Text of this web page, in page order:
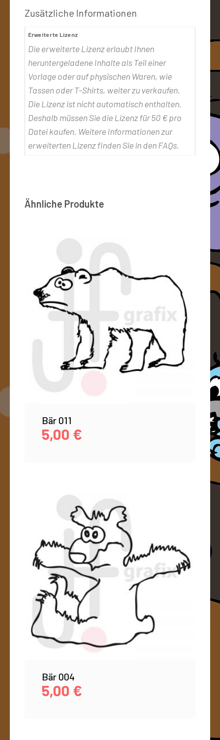
Zusätzliche Informationen
Erweiterte Lizenz
Die erweiterte Lizenz erlaubt Ihnen
heruntergeladene Inhalte als Teil einer
Vorlage oder auf physischen Waren, wie
Tassen oder T-Shirts, weiter zu verkaufen.
Die Lizenz ist nicht automatisch enthalten.
Deshalb müssen Sie die Lizenz für 50 € pro
Datei kaufen. Weitere Informationen zur
erweiterten Lizenz finden Sie in den FAQs.
Ähnliche Produkte
Bär 011
5,00 €
Bär 004
5,00 €